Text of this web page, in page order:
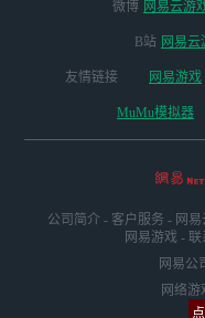
微博 网易云游
B站 网易云
友情链接 网易游戏
MuMu模拟器
公司简介 - 客户服务 - 网
网易游戏 - 联
网易公
网络游